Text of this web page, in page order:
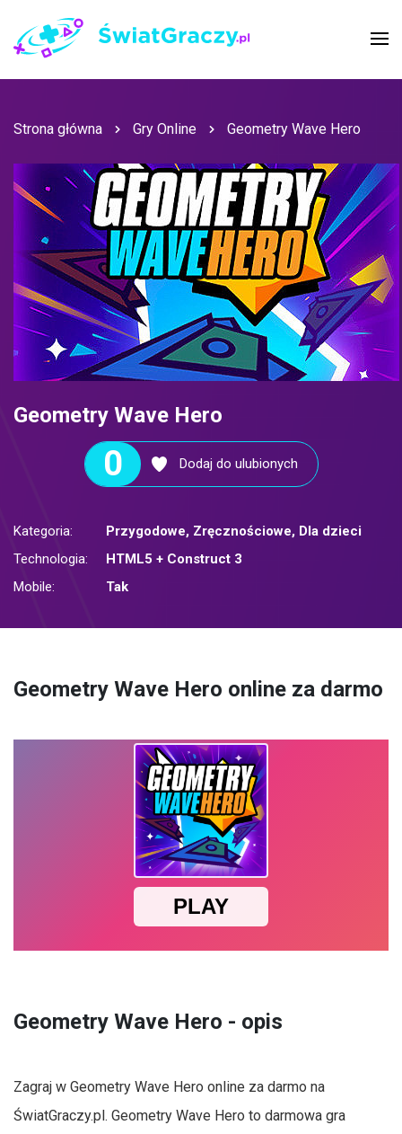
Strona główna Gry Online Geometry Wave Hero
Geometry Wave Hero
0 Dodaj do ulubionych
Kategoria: Przygodowe, Zręcznościowe, Dla dzieci
Technologia:
HTML5 + Construct 3
Mobile:
Tak
Geometry Wave Hero online za darmo
Geometry Wave Hero - opis
Zagraj w Geometry Wave Hero online za darmo na
ŚwiatGraczy.pl. Geometry Wave Hero to darmowa gra